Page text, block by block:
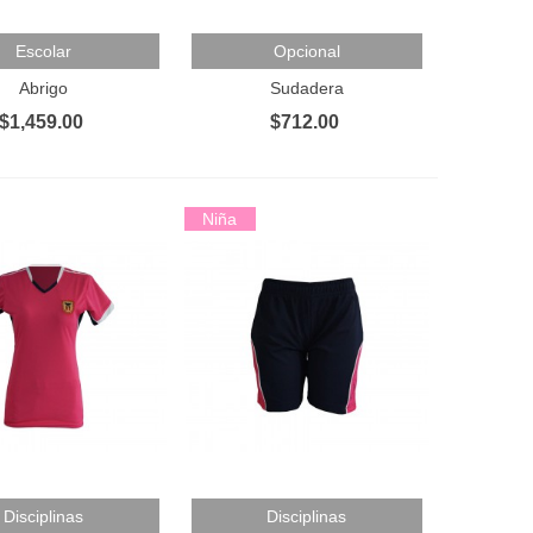
Carrito
Escolar
Abrigo
$1,459.00
Añadir Al Carrito
Opcional
Sudadera
$712.00
Carrito
Disciplinas
Niña
Añadir Al Carrito
Disciplinas